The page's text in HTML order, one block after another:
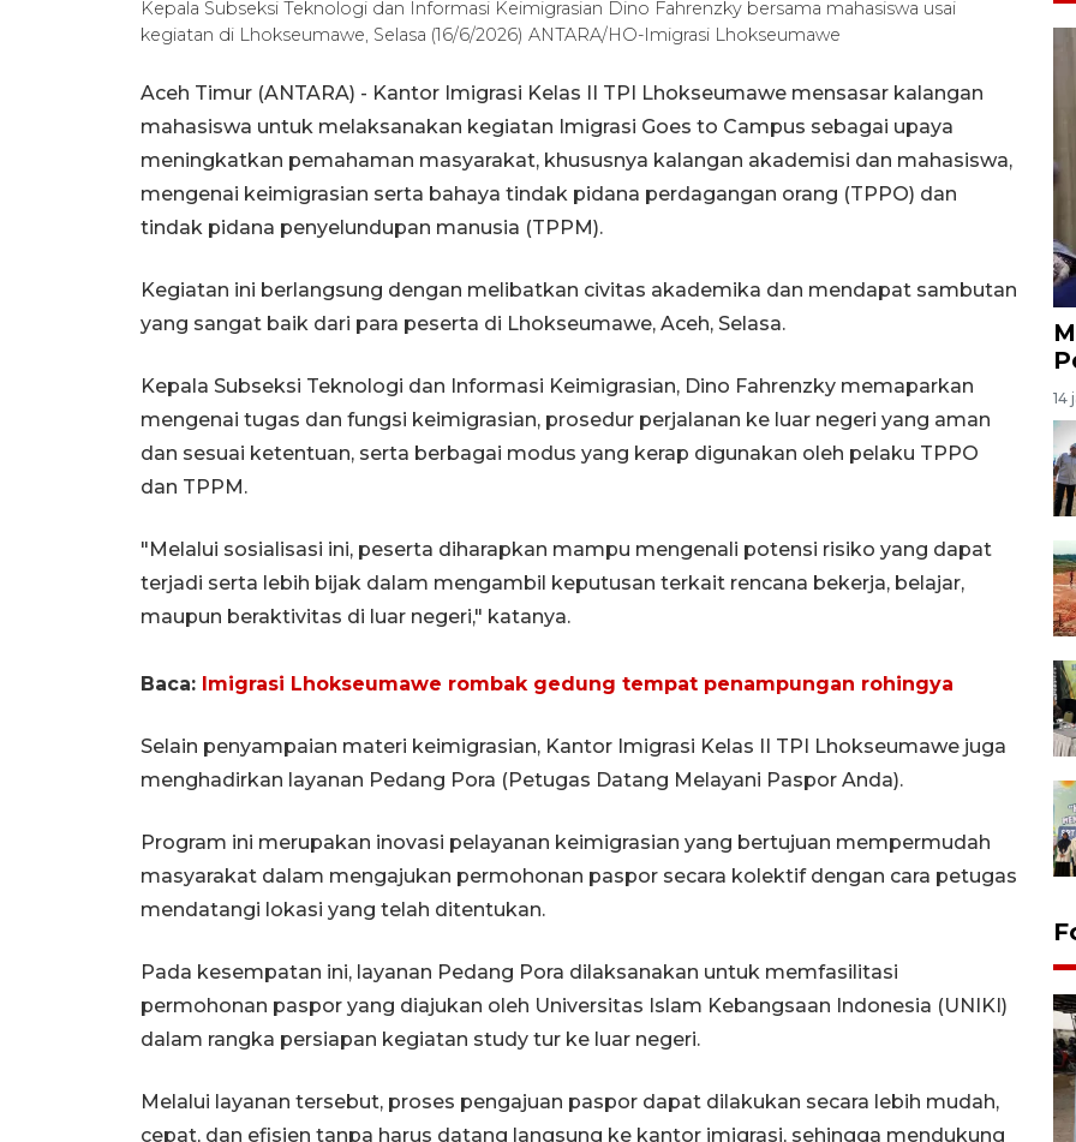
Kepala Subseksi Teknologi dan Informasi Keimigrasian Dino Fahrenzky bersama mahasiswa usai
kegiatan di Lhokseumawe, Selasa (16/6/2026) ANTARA/HO-Imigrasi Lhokseumawe
Aceh Timur (ANTARA) - Kantor Imigrasi Kelas II TPI Lhokseumawe mensasar kalangan
mahasiswa untuk melaksanakan kegiatan Imigrasi Goes to Campus sebagai upaya
meningkatkan pemahaman masyarakat, khususnya kalangan akademisi dan mahasiswa,
mengenai keimigrasian serta bahaya tindak pidana perdagangan orang (TPPO) dan
tindak pidana penyelundupan manusia (TPPM).
Kegiatan ini berlangsung dengan melibatkan civitas akademika dan mendapat sambutan
yang sangat baik dari para peserta di Lhokseumawe, Aceh, Selasa.
Kepala Subseksi Teknologi dan Informasi Keimigrasian, Dino Fahrenzky memaparkan
mengenai tugas dan fungsi keimigrasian, prosedur perjalanan ke luar negeri yang aman
dan sesuai ketentuan, serta berbagai modus yang kerap digunakan oleh pelaku TPPO
dan TPPM.
"Melalui sosialisasi ini, peserta diharapkan mampu mengenali potensi risiko yang dapat
terjadi serta lebih bijak dalam mengambil keputusan terkait rencana bekerja, belajar,
maupun beraktivitas di luar negeri," katanya.
Baca: Imigrasi Lhokseumawe rombak gedung tempat penampungan rohingya
Selain penyampaian materi keimigrasian, Kantor Imigrasi Kelas II TPI Lhokseumawe juga
menghadirkan layanan Pedang Pora (Petugas Datang Melayani Paspor Anda).
Program ini merupakan inovasi pelayanan keimigrasian yang bertujuan mempermudah
masyarakat dalam mengajukan permohonan paspor secara kolektif dengan cara petugas
mendatangi lokasi yang telah ditentukan.
Pada kesempatan ini, layanan Pedang Pora dilaksanakan untuk memfasilitasi
permohonan paspor yang diajukan oleh Universitas Islam Kebangsaan Indonesia (UNIKI)
dalam rangka persiapan kegiatan study tur ke luar negeri.
Melalui layanan tersebut, proses pengajuan paspor dapat dilakukan secara lebih mudah,
cepat, dan efisien tanpa harus datang langsung ke kantor imigrasi, sehingga mendukung
14